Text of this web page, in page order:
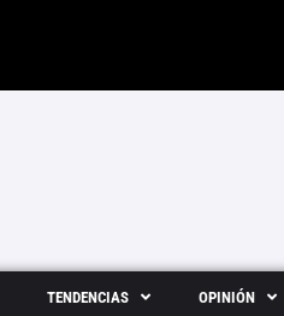
TENDENCIAS OPINIÓN